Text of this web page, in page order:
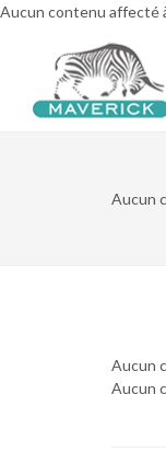
Aucun contenu affecté
Aucun
Aucun
Aucun